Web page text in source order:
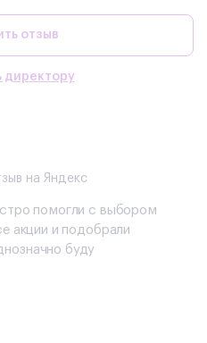
отзыв
директору
на Яндекс
помогли с выбором
акции и подобрали
буду